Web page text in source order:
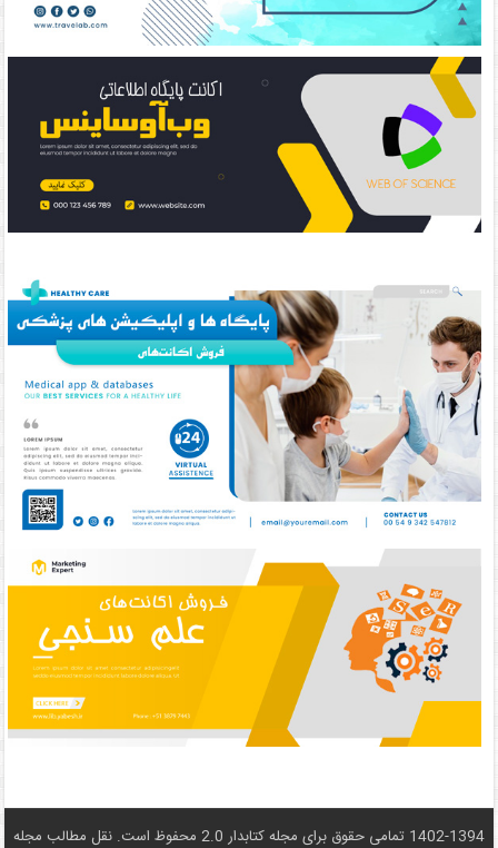
1402-1394 تمامی حقوق برای مجله کتابدار 2.0 محفوظ است. نقل مطالب مجله